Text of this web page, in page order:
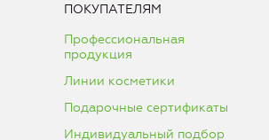
ПОКУПАТЕЛЯМ
Профессиональная
продукция
Линии косметики
Подарочные сертификаты
Индивидуальный подбор